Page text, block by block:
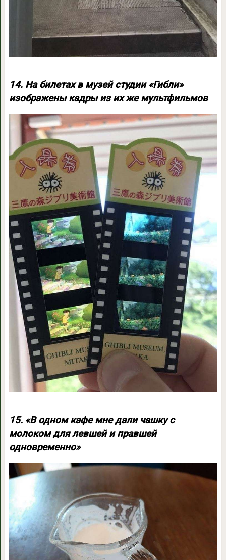
14. На билетах в музей студии «Гибли»
изображены кадры из их же мультфильмов
15. «В одном кафе мне дали чашку с
молоком для левшей и правшей
одновременно»